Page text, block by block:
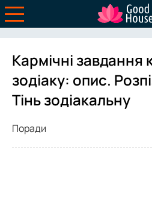
Кармічні завдання
зодіаку: опис.
Тінь зодіакальну
Поради